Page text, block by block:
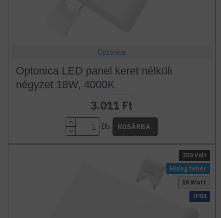
Optonica
Optonica LED panel keret nélküli
négyzet 18W, 4000K
3.011 Ft
Db KOSÁRBA
Hideg fehér
18 Watt
230 Volt
IP54